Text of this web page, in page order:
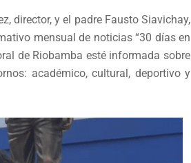
director, y el padre Fausto Siavichay,
mensual de noticias “30 días en
de Riobamba esté informada sobre
académico, cultural, deportivo y